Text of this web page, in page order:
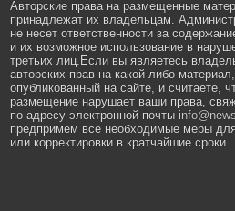
Авторские права на размещенные
принадлежат их владельцам.
не несет ответственности за
и их возможное использование в
третьих лиц.Если вы являетесь
авторских прав на какой-либо материал,
опубликованный на сайте, и считаете,
размещение нарушает ваши права,
по адресу электронной почты
предпримем все необходимые меры
или корректировки в кратчайшие сроки.